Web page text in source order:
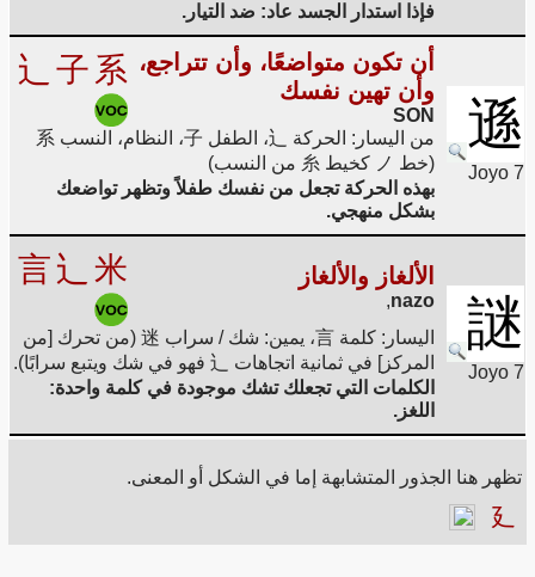
فإذا استدار الجسد عاد: ضد التيار.
遜
Joyo 7
أن تكون متواضعًا، وأن تتراجع،
وأن تهين نفسك
SON
辶 子 系
من اليسار: الحركة 辶، الطفل 子، النظام، النسب 系
(خط ノ كخيط 糸 من النسب)
بهذه الحركة تجعل من نفسك طفلاً وتظهر تواضعك
بشكل منهجي.
謎
Joyo 7
الألغاز والألغاز
nazo
,
言辶 米
اليسار: كلمة 言، يمين: شك / سراب 迷 (من تحرك [من
المركز] في ثمانية اتجاهات 辶 فهو في شك ويتبع سرابًا).
الكلمات التي تجعلك تشك موجودة في كلمة واحدة:
اللغز.
تظهر هنا الجذور المتشابهة إما في الشكل أو المعنى.
廴